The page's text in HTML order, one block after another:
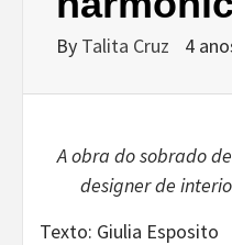
By Talita Cruz 4
A obra do sobrado
designer de
Texto: Giulia Esposito